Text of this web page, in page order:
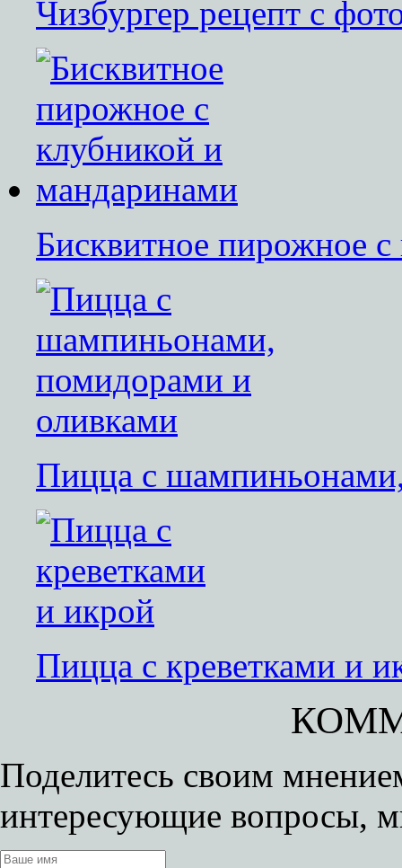
Чизбургер рецепт с
Бисквитное пирожное
Пицца с
Пицца с креветками и
Поделитесь своим
интересующие вопросы,